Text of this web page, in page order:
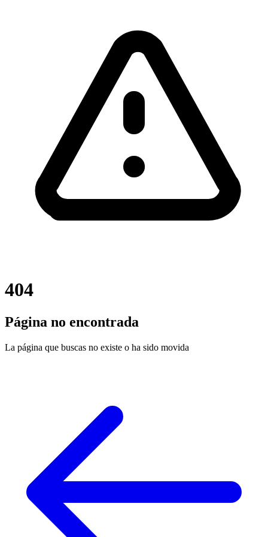
404
Página no encontrada
La página que buscas no existe o ha sido movida